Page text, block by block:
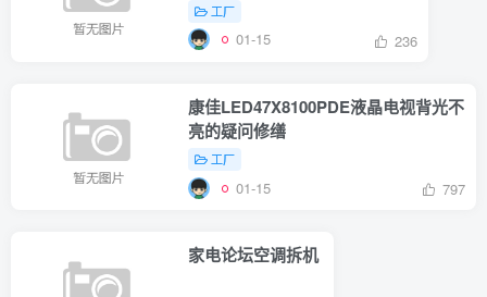
工厂
01-15 236
康佳LED47X8100PDE液晶电视背光不
亮的疑问修缮
工厂
01-15 797
家电论坛空调拆机